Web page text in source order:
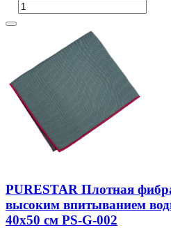
PURESTAR Плотная
высоким впитыванием
40x50 см PS-G-002